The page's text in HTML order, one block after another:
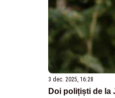
3 dec. 2025, 16:28
Doi polițiști de la